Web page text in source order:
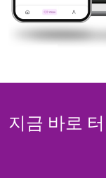
지금 바로